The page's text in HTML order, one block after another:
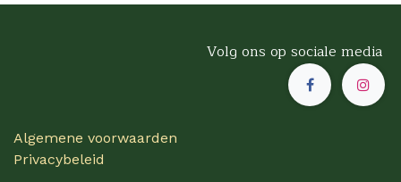
Volg ons op sociale media
Algemene voorwaarden
Privacybeleid